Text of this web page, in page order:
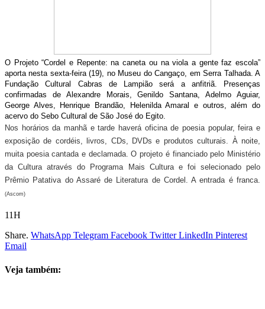
O Projeto “Cordel e Repente: na caneta ou na viola a gente faz escola”
aporta nesta sexta-feira (19), no Museu do Cangaço, em Serra Talhada. A
Fundação Cultural Cabras de Lampião será a anfitriã. Presenças
confirmadas de Alexandre Morais, Genildo Santana, Adelmo Aguiar,
George Alves, Henrique Brandão, Helenilda Amaral e outros, além do
acervo do Sebo Cultural de São José do Egito.
Nos horários da manhã e tarde haverá oficina de poesia popular, feira e
exposição de cordéis, livros, CDs, DVDs e produtos culturais. À noite,
muita poesia cantada e declamada. O projeto é financiado pelo Ministério
da Cultura através do Programa Mais Cultura e foi selecionado pelo
Prêmio Patativa do Assaré de Literatura de Cordel. A entrada é franca.
(Ascom)
11H
Share. WhatsApp Telegram Facebook Twitter LinkedIn Pinterest
Email
Veja também: